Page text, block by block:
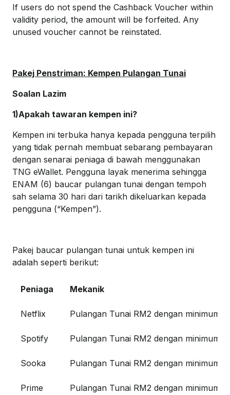
If users do not spend the Cashback Voucher within
validity period, the amount will be forfeited. Any
unused voucher cannot be reinstated.
Pakej Penstriman: Kempen Pulangan Tunai
Soalan Lazim
1)Apakah tawaran kempen ini?
Kempen ini terbuka hanya kepada pengguna terpilih
yang tidak pernah membuat sebarang pembayaran
dengan senarai peniaga di bawah menggunakan
TNG eWallet. Pengguna layak menerima sehingga
ENAM (6) baucar pulangan tunai dengan tempoh
sah selama 30 hari dari tarikh dikeluarkan kepada
pengguna (“Kempen”).
Pakej baucar pulangan tunai untuk kempen ini
adalah seperti berikut:
Peniaga Mekanik
Netflix Pulangan Tunai RM2 dengan minimum
Spotify Pulangan Tunai RM2 dengan minimum
Sooka Pulangan Tunai RM2 dengan minimum
Prime Pulangan Tunai RM2 dengan minimum